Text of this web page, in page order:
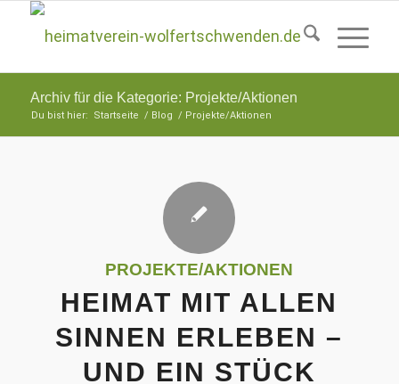
Archiv für die Kategorie: Projekte/Aktionen
Du bist hier: Startseite / Blog / Projekte/Aktionen
PROJEKTE/AKTIONEN
HEIMAT MIT ALLEN
SINNEN ERLEBEN –
UND EIN STÜCK